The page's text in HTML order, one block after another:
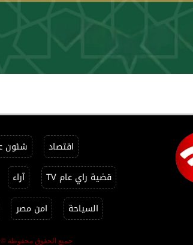
اقتصاد شئون
قضية راي عام TV
آراء
السياحة
امن مصر
جميع الحقوق محفوظة ©